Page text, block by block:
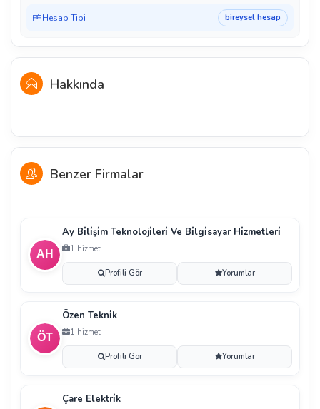
Hesap Tipi bireysel hesap
Hakkında
Benzer Firmalar
Ay Bi̇li̇şi̇m Teknoloji̇leri̇ Ve Bi̇lgi̇sayar Hi̇zmetleri̇
1 hizmet
Profili Gör Yorumlar
Özen Tekni̇k
1 hizmet
Profili Gör Yorumlar
Çare Elektri̇k